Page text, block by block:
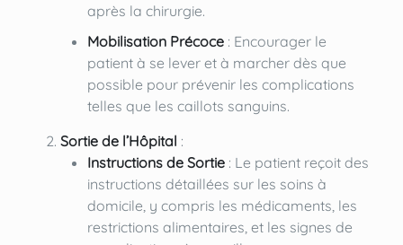
après la chirurgie.
Mobilisation Précoce: Encourager le
patient à se lever et à marcher dès que
possible pour prévenir les complications
telles que les caillots sanguins.
Sortie de l’Hôpital :
Instructions de Sortie: Le patient reçoit des
instructions détaillées sur les soins à
domicile, y compris les médicaments, les
restrictions alimentaires, et les signes de